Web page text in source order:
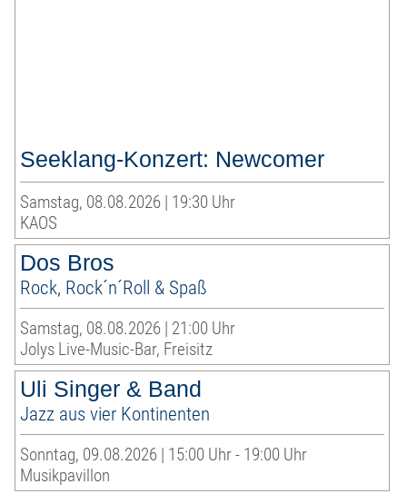
Seeklang-Konzert: Newcomer
Samstag, 08.08.2026 | 19:30 Uhr
KAOS
Dos Bros
Rock, Rock´n´Roll & Spaß
Samstag, 08.08.2026 | 21:00 Uhr
Jolys Live-Music-Bar, Freisitz
Uli Singer & Band
Jazz aus vier Kontinenten
Sonntag, 09.08.2026 | 15:00 Uhr - 19:00 Uhr
Musikpavillon